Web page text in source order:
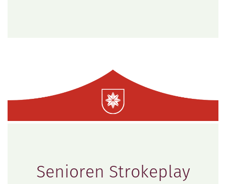
Senioren Strokeplay